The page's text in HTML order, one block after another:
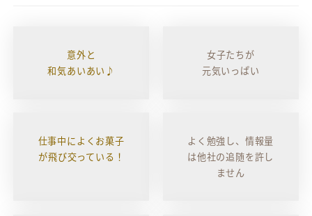
意外と
和気あいあい♪
女子たちが
元気いっぱい
仕事中によくお菓子
が飛び交っている！
よく勉強し、情報量
は他社の追随を許し
ません